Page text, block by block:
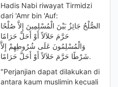
Hadis Nabi riwayat Tirmidzi
dari 'Amr bin 'Auf:
الصُّلْحُ جَائِزٌ بَيْنَ الْمُسْلِمِينَ إِلاَّ صُلْحًا
حَرَّمَ حَلاَلاً أَوْ أَحَلَّ حَرَامًا
وَالْمُسْلِمُونَ عَلَى شُرُوطِهِمْ إِلاَّ
شَرْطًا حَرَّمَ حَلاَلاً أَوْ أَحَلَّ حَرَامًا.
"Perjanjian dapat dilakukan di
antara kaum muslimin kecuali